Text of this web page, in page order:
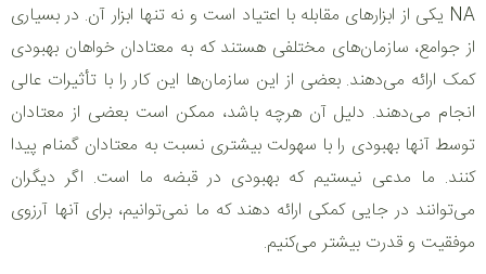
NA یکی از ابزارهای مقابله با اعتیاد است و نه تنها ابزار آن. در بسیاری
از جوامع، سازمان‌های مختلفی هستند که به معتادان خواهان بهبودی
کمک ارائه می‌دهند. بعضی از این سازمان‌ها این کار را با تأثیرات عالی
انجام می‌دهند. دلیل آن هرچه باشد، ممکن است بعضی از معتادان
توسط آنها بهبودی را با سهولت بیشتری نسبت به معتادان گمنام پیدا
کنند. ما مدعی نیستیم که بهبودی در قبضه ما است. اگر دیگران
می‌توانند در جایی کمکی ارائه دهند که ما نمی‌توانیم، برای آنها آرزوی
موفقیت و قدرت بیشتر می‌کنیم.